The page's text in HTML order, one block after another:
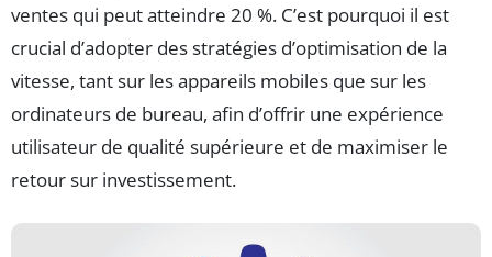
ventes qui peut atteindre 20 %. C’est pourquoi il est
crucial d’adopter des stratégies d’optimisation de la
vitesse, tant sur les appareils mobiles que sur les
ordinateurs de bureau, afin d’offrir une expérience
utilisateur de qualité supérieure et de maximiser le
retour sur investissement.